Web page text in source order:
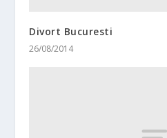
Divort Bucuresti
26/08/2014